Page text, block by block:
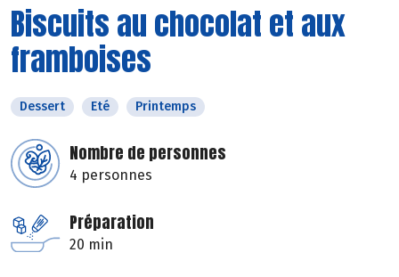
Biscuits au chocolat et aux
framboises
Dessert Eté Printemps
Nombre de personnes
4 personnes
Préparation
20 min